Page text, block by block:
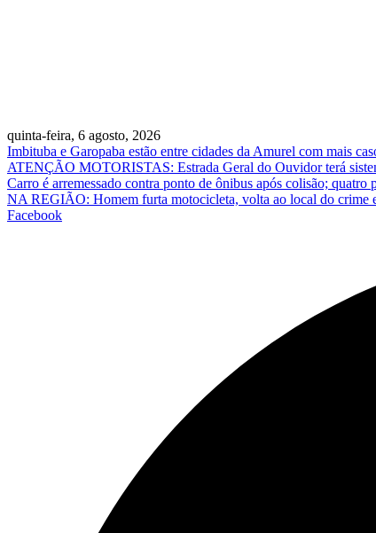
quinta-feira, 6 agosto, 2026
Imbituba e Garopaba estão entre cidades da Amurel com mais
ATENÇÃO MOTORISTAS: Estrada Geral do Ouvidor terá
Carro é arremessado contra ponto de ônibus após colisão; quatro
NA REGIÃO: Homem furta motocicleta, volta ao local do crime
Facebook